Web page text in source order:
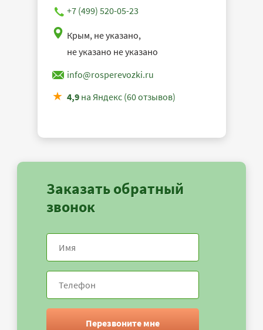
+7 (499) 520-05-23
Крым, не указано,
не указано не указано
info@rosperevozki.ru
4,9на Яндекс (60 отзывов)
Заказать обратный
звонок
Перезвоните мне